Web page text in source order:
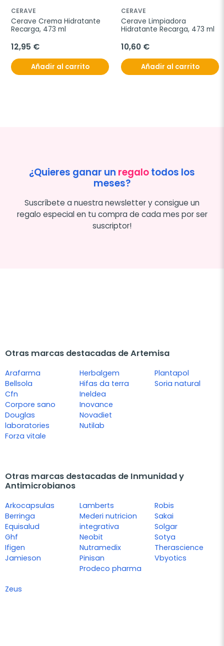
CERAVE
Cerave Crema Hidratante
Recarga, 473 ml
12,95 €
Añadir al carrito
CERAVE
Cerave Limpiadora
Hidratante Recarga, 473 ml
10,60 €
Añadir al carrito
¿Quieres ganar un regalotodos los
meses?
Suscríbete a nuestra newsletter y consigue un
regalo especial en tu compra de cada mes por ser
suscriptor!
Otras marcas destacadas de Artemisa
Arafarma
Bellsola
Cfn
Corpore sano
Douglas
laboratories
Forza vitale
Herbalgem
Hifas da terra
Ineldea
Inovance
Novadiet
Nutilab
Plantapol
Soria natural
Otras marcas destacadas de Inmunidad y
Antimicrobianos
Arkocapsulas
Berringa
Equisalud
Ghf
Ifigen
Jamieson
Lamberts
Mederi nutricion
integrativa
Neobit
Nutramedix
Pinisan
Prodeco pharma
Robis
Sakai
Solgar
Sotya
Therascience
Vbyotics
Zeus